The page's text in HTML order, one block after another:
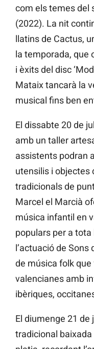
com els temes del
(2022). La nit
llatins de Cactus,
la temporada, que
i èxits del disc
Mataix tancarà la
musical fins ben
El dissabte 20 de
amb un taller
assistents podran
utensilis i objectes
tradicionals de
Marcel el Marcià
música infantil en
populars per a
l’actuació de Sons
de música folk
valencianes amb
ibèriques,
El diumenge 21 de
tradicional